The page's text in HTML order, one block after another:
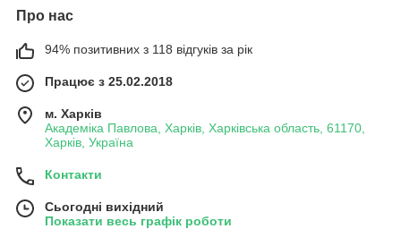
Про нас
94% позитивних з 118 відгуків за рік
Працює з 25.02.2018
м. Харків
Академіка Павлова, Харків, Харківська область, 61170,
Харків, Україна
Контакти
Сьогодні вихідний
Показати весь графік роботи